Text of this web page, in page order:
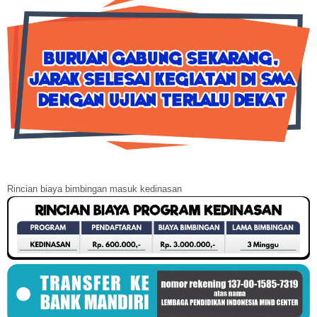
Rincian biaya bimbingan masuk kedinasan